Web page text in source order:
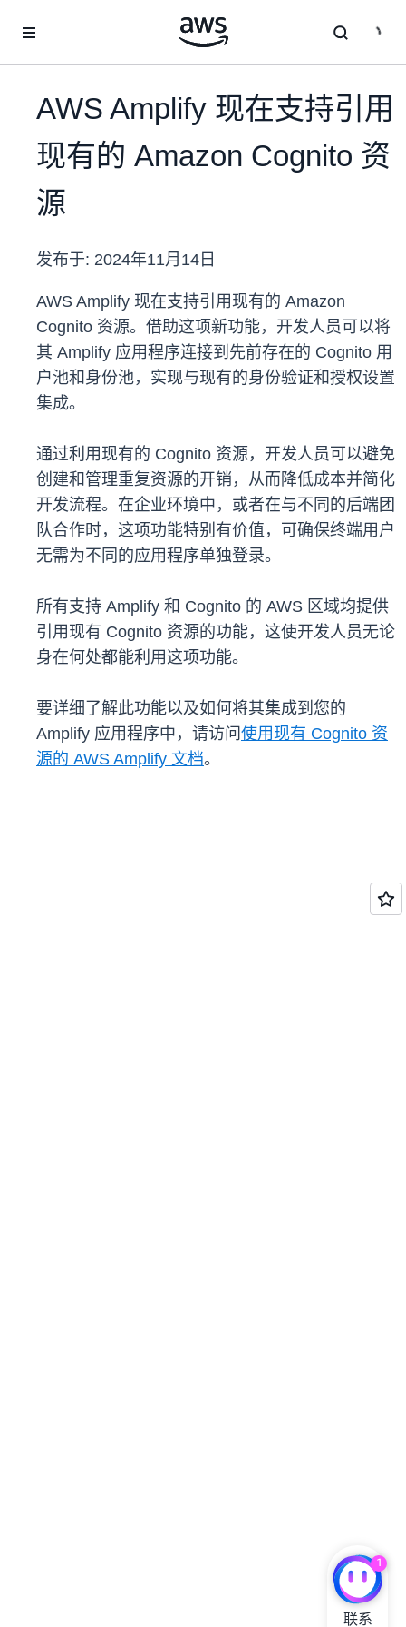
AWS Amplify 现在支持引用
现有的 Amazon Cognito 资
源
发布于: 2024年11月14日
AWS Amplify 现在支持引用现有的 Amazon
Cognito 资源。借助这项新功能，开发人员可以将
其 Amplify 应用程序连接到先前存在的 Cognito 用
户池和身份池，实现与现有的身份验证和授权设置
集成。
通过利用现有的 Cognito 资源，开发人员可以避免
创建和管理重复资源的开销，从而降低成本并简化
开发流程。在企业环境中，或者在与不同的后端团
队合作时，这项功能特别有价值，可确保终端用户
无需为不同的应用程序单独登录。
所有支持 Amplify 和 Cognito 的 AWS 区域均提供
引用现有 Cognito 资源的功能，这使开发人员无论
身在何处都能利用这项功能。
要详细了解此功能以及如何将其集成到您的
Amplify 应用程序中，请访问 使用现有 Cognito 资
源的 AWS Amplify 文档。
1
联系